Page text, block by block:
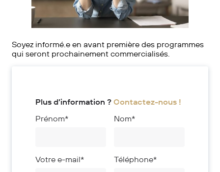
Soyez informé.e en avant première des programmes
qui seront prochainement commercialisés.
Plus d’information ? Contactez-nous !
Prénom*
Nom*
Votre e-mail* Téléphone*